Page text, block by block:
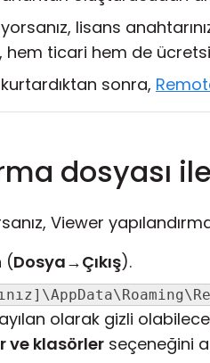
lisans
hem ticari hem de
sonra,
dosyası
Viewer
(Dosya→Çıkış).
olarak gizli
ve klasörler seçeneğini